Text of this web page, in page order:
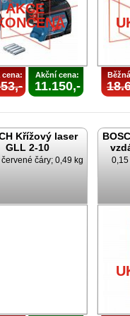
AKCE
cena: Akční cena:
11.150,-
Křížový laser
GLL 2-10
červené čáry; 0,49 kg 0,15